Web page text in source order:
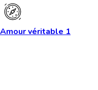
Amour véritable 1